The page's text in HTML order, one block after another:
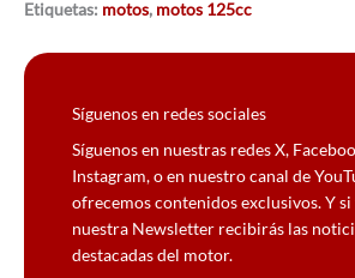
Etiquetas: motos, motos 125cc
Síguenos en redes sociales
Síguenos en nuestras redes X,
Instagram, o en nuestro canal de
ofrecemos contenidos exclusivos. Y si
nuestra Newsletter recibirás las
destacadas del motor.